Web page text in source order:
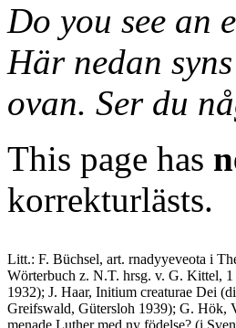
Do you see an
Här nedan syns
ovan. Ser du
This page has
korrekturlästs.
Litt.: F. Büchsel, art. rnadyyeveota i
Wörterbuch z. N.T. hrsg. v. G. Kittel, 1
1932); J. Haar, Initium creaturae Dei
Greifswald, Gütersloh 1939); G. Hök,
menade Luther med ny födelse? (i